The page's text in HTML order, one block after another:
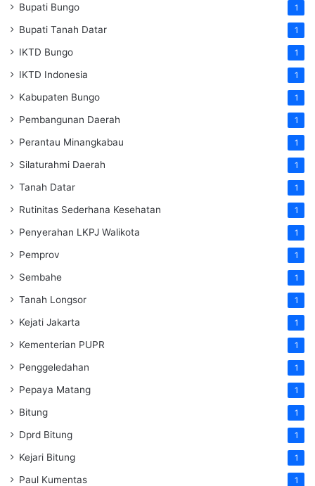
Bupati Bungo 1
Bupati Tanah Datar 1
IKTD Bungo 1
IKTD Indonesia 1
Kabupaten Bungo 1
Pembangunan Daerah 1
Perantau Minangkabau 1
Silaturahmi Daerah 1
Tanah Datar 1
Rutinitas Sederhana Kesehatan 1
Penyerahan LKPJ Walikota 1
Pemprov 1
Sembahe 1
Tanah Longsor 1
Kejati Jakarta 1
Kementerian PUPR 1
Penggeledahan 1
Pepaya Matang 1
Bitung 1
Dprd Bitung 1
Kejari Bitung 1
Paul Kumentas 1